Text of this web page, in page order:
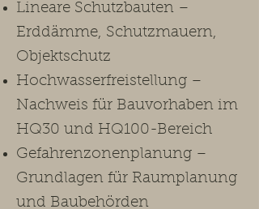
Lineare Schutzbauten –
Erddämme, Schutzmauern,
Objektschutz
Hochwasserfreistellung –
Nachweis für Bauvorhaben im
HQ30 und HQ100-Bereich
Gefahrenzonenplanung –
Grundlagen für Raumplanung
und Baubehörden